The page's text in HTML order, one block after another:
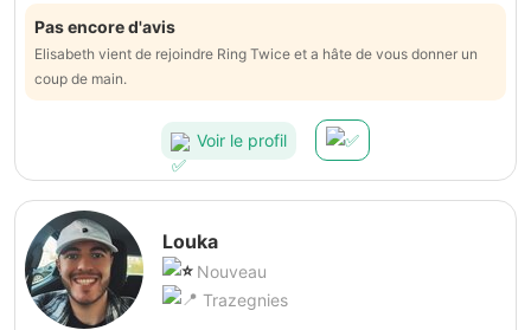
Pas encore d'avis
Elisabeth vient de rejoindre Ring Twice et a hâte de vous donner un
coup de main.
Voir le profil
Louka
Nouveau
Trazegnies